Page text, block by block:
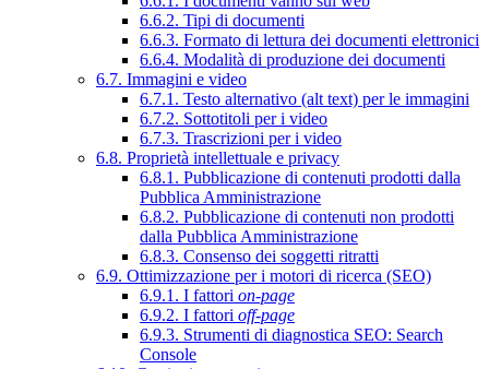
6.6.2. Tipi di documenti
6.6.3. Formato di lettura dei documenti elettronici
6.6.4. Modalità di produzione dei documenti
6.7. Immagini e video
6.7.1. Testo alternativo (alt text) per le immagini
6.7.2. Sottotitoli per i video
6.7.3. Trascrizioni per i video
6.8. Proprietà intellettuale e privacy
6.8.1. Pubblicazione di contenuti prodotti dalla
Pubblica Amministrazione
6.8.2. Pubblicazione di contenuti non prodotti
dalla Pubblica Amministrazione
6.8.3. Consenso dei soggetti ritratti
6.9. Ottimizzazione per i motori di ricerca (SEO)
6.9.1. I fattori on-page
6.9.2. I fattori off-page
6.9.3. Strumenti di diagnostica SEO: Search
Console